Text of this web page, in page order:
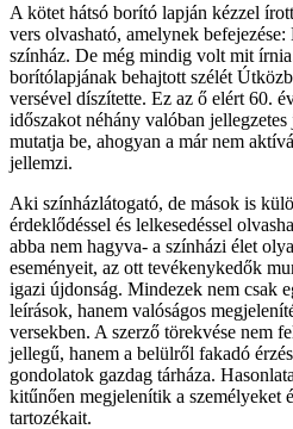
A kötet hátsó borító lapján kézzel
vers olvasható, amelynek befejezése:
színház. De még mindig volt mit
borítólapjának behajtott szélét
versével díszítette. Ez az ő elért 60.
időszakot néhány valóban jellegzetes
mutatja be, ahogyan a már nem
jellemzi.
Aki színházlátogató, de mások is
érdeklődéssel és lelkesedéssel
abba nem hagyva- a színházi élet
eseményeit, az ott tevékenykedők
igazi újdonság. Mindezek nem csak
leírások, hanem valóságos
versekben. A szerző törekvése nem
jellegű, hanem a belülről fakadó
gondolatok gazdag tárháza.
kitűnően megjelenítik a személyeket
tartozékait.